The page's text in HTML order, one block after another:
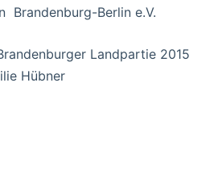
Brandenburg-Berlin e.V.
Landpartie 2015
Hübner